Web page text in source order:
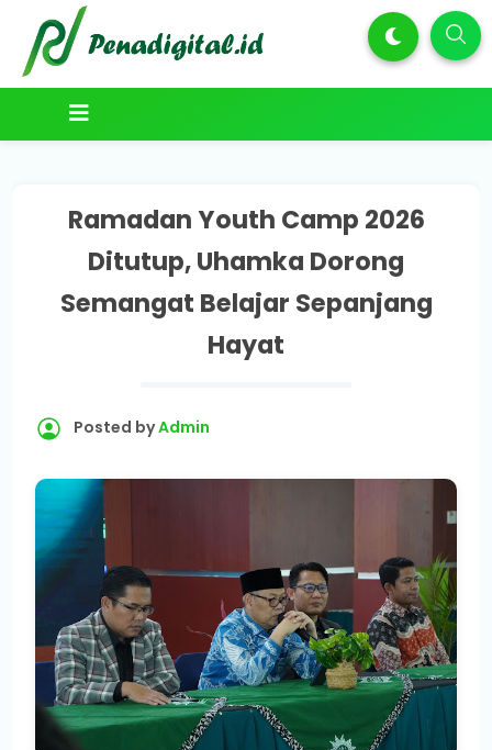
Ramadan Youth Camp 2026
Ditutup, Uhamka Dorong
Semangat Belajar Sepanjang
Hayat
Posted byAdmin